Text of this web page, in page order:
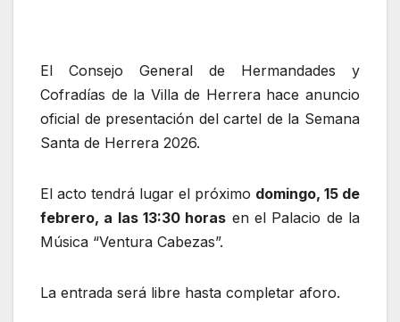
El Consejo General de Hermandades y
Cofradías de la Villa de Herrera hace anuncio
oficial de presentación del cartel de la Semana
Santa de Herrera 2026.
El acto tendrá lugar el próximo domingo, 15 de
febrero, a las 13:30 horas en el Palacio de la
Música “Ventura Cabezas”.
La entrada será libre hasta completar aforo.